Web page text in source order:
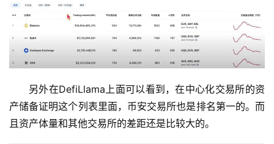
另外在DefiLlama上面可以看到，在中心化交易所的资
产储备证明这个列表里面，币安交易所也是排名第一的。而
且资产体量和其他交易所的差距还是比较大的。